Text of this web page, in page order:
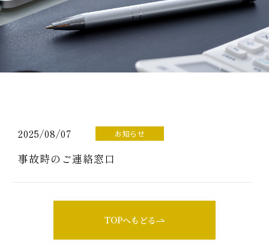
2025/08/07 お知らせ
事故時のご連絡窓口
TOPへもどる